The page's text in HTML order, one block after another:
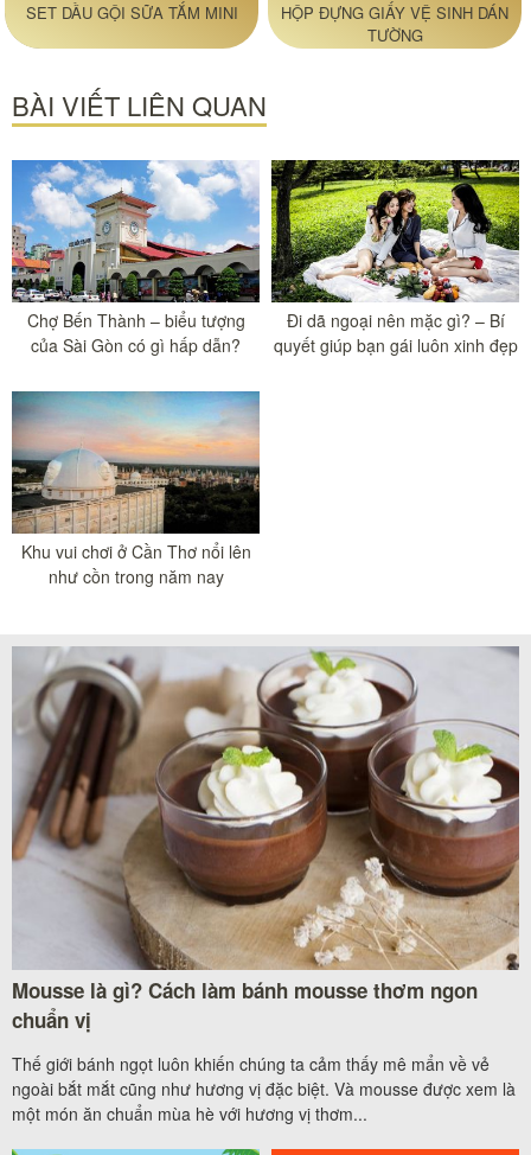
SET DẦU GỘI SỮA TẮM MINI
HỘP ĐỰNG GIẤY VỆ SINH DÁN
TƯỜNG
BÀI VIẾT LIÊN QUAN
Chợ Bến Thành – biểu tượng
của Sài Gòn có gì hấp dẫn?
Đi dã ngoại nên mặc gì? – Bí
quyết giúp bạn gái luôn xinh đẹp
Khu vui chơi ở Cần Thơ nổi lên
như cồn trong năm nay
Mousse là gì? Cách làm bánh mousse thơm ngon
chuẩn vị
Thế giới bánh ngọt luôn khiến chúng ta cảm thấy mê mẩn về vẻ
ngoài bắt mắt cũng như hương vị đặc biệt. Và mousse được xem là
một món ăn chuẩn mùa hè với hương vị thơm...